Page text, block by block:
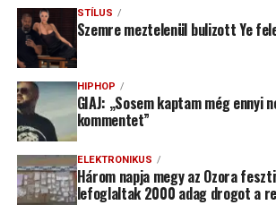
STÍLUS
Szemre meztelenül bulizott Ye
HIPHOP
GIAJ: „Sosem kaptam még ennyi
kommentet”
ELEKTRONIKUS
Három napja megy az Ozora
lefoglaltak 2000 adag drogot a